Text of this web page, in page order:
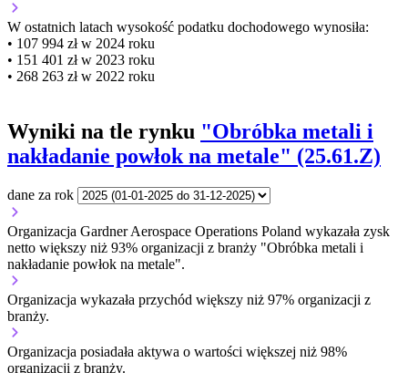
W ostatnich latach wysokość podatku dochodowego wynosiła:
• 107 994 zł w 2024 roku
• 151 401 zł w 2023 roku
• 268 263 zł w 2022 roku
Wyniki na tle rynku "Obróbka metali i
nakładanie powłok na metale" (25.61.Z)
dane za rok
Organizacja Gardner Aerospace Operations Poland wykazała zysk
netto większy niż 93% organizacji z branży "Obróbka metali i
nakładanie powłok na metale".
Organizacja wykazała przychód większy niż 97% organizacji z
branży.
Organizacja posiadała aktywa o wartości większej niż 98%
organizacji z branży.